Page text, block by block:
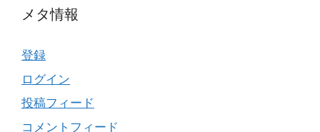
メタ情報
登録
ログイン
投稿フィード
コメントフィード